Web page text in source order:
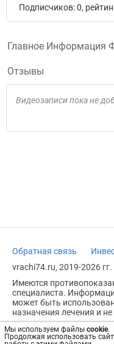
Мы используем файлы cookie.
Продолжая использовать
Подписчиков: 0,
Главное Информация
Отзывы
Видеозаписи пока не
Обратная связь
vrachi74.ru, 2019-2026 гг.
Имеются
специалиста.
может быть
назначения лечения и
Возрастное ограничение: